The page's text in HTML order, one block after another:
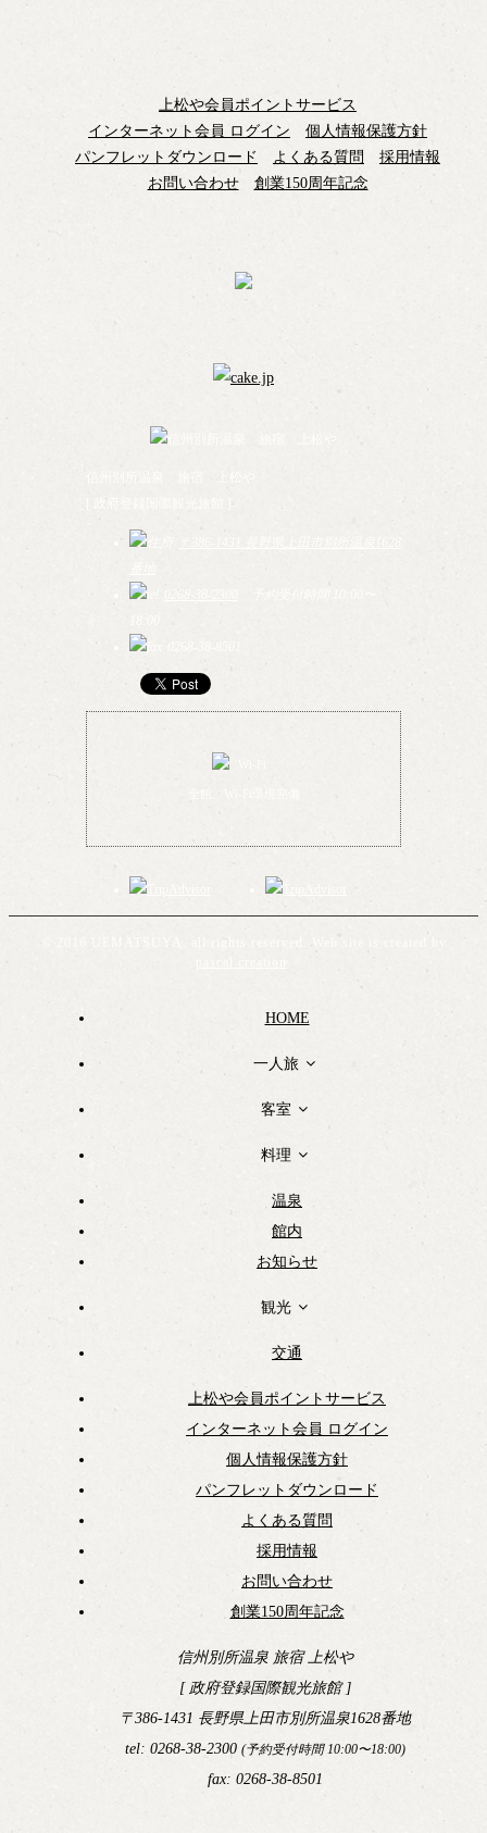
上松や会員ポイントサービス
インターネット会員 ログイン
個人情報保護方針
パンフレットダウンロード
よくある質問
採用情報
お問い合わせ
創業150周年記念
0268-38-2300
© 2016 UEMATSUYA, all rights reserved. Web site is created by
HOME
一人旅
客室
料理
温泉
館内
お知らせ
観光
交通
上松や会員ポイントサービス
インターネット会員 ログイン
個人情報保護方針
パンフレットダウンロード
よくある質問
採用情報
お問い合わせ
創業150周年記念
信州別所温泉 旅宿 上松や
[ 政府登録国際観光旅館 ]
〒386-1431 長野県上田市別所温泉1628番地
tel: 0268-38-2300 (予約受付時間 10:00〜18:00)
fax: 0268-38-8501